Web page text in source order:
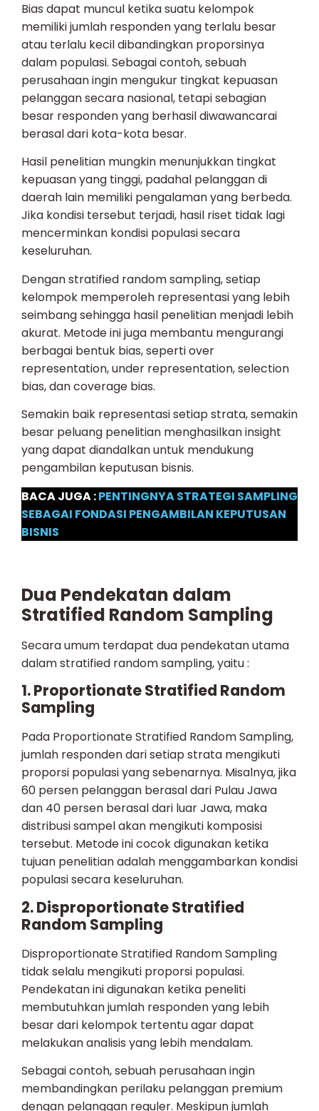
Bias dapat muncul ketika suatu kelompok
memiliki jumlah responden yang terlalu besar
atau terlalu kecil dibandingkan proporsinya
dalam populasi. Sebagai contoh, sebuah
perusahaan ingin mengukur tingkat kepuasan
pelanggan secara nasional, tetapi sebagian
besar responden yang berhasil diwawancarai
berasal dari kota-kota besar.
Hasil penelitian mungkin menunjukkan tingkat
kepuasan yang tinggi, padahal pelanggan di
daerah lain memiliki pengalaman yang berbeda.
Jika kondisi tersebut terjadi, hasil riset tidak lagi
mencerminkan kondisi populasi secara
keseluruhan.
Dengan stratified random sampling, setiap
kelompok memperoleh representasi yang lebih
seimbang sehingga hasil penelitian menjadi lebih
akurat. Metode ini juga membantu mengurangi
berbagai bentuk bias, seperti over
representation, under representation, selection
bias, dan coverage bias.
Semakin baik representasi setiap strata, semakin
besar peluang penelitian menghasilkan insight
yang dapat diandalkan untuk mendukung
pengambilan keputusan bisnis.
BACA JUGA :PENTINGNYA STRATEGI SAMPLING
SEBAGAI FONDASI PENGAMBILAN KEPUTUSAN
BISNIS
Dua Pendekatan dalam
Stratified Random Sampling
Secara umum terdapat dua pendekatan utama
dalam stratified random sampling, yaitu :
1. Proportionate Stratified Random
Sampling
Pada Proportionate Stratified Random Sampling,
jumlah responden dari setiap strata mengikuti
proporsi populasi yang sebenarnya. Misalnya, jika
60 persen pelanggan berasal dari Pulau Jawa
dan 40 persen berasal dari luar Jawa, maka
distribusi sampel akan mengikuti komposisi
tersebut. Metode ini cocok digunakan ketika
tujuan penelitian adalah menggambarkan kondisi
populasi secara keseluruhan.
2. Disproportionate Stratified
Random Sampling
Disproportionate Stratified Random Sampling
tidak selalu mengikuti proporsi populasi.
Pendekatan ini digunakan ketika peneliti
membutuhkan jumlah responden yang lebih
besar dari kelompok tertentu agar dapat
melakukan analisis yang lebih mendalam.
Sebagai contoh, sebuah perusahaan ingin
membandingkan perilaku pelanggan premium
dengan pelanggan reguler. Meskipun jumlah